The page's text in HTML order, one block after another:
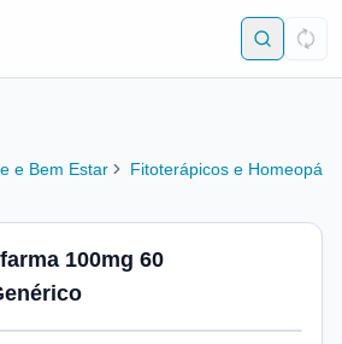
e Bem Estar Fitoterápicos e
100mg 60